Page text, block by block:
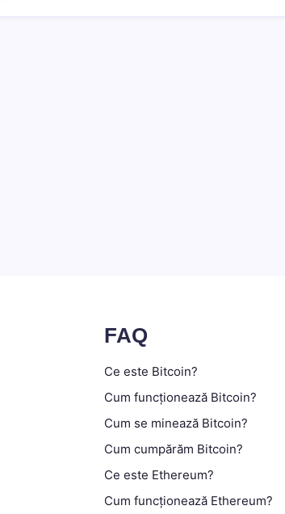
FAQ
Ce este Bitcoin?
Cum funcționează Bitcoin?
Cum se minează Bitcoin?
Cum cumpărăm Bitcoin?
Ce este Ethereum?
Cum funcționează Ethereum?